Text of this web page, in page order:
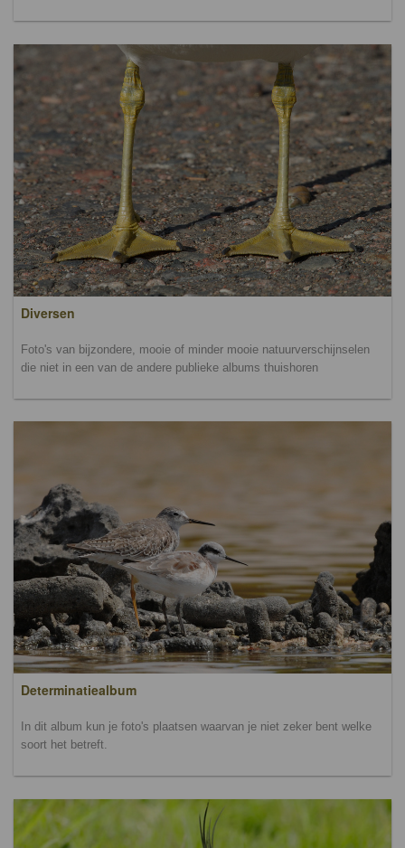
Diversen
Foto's van bijzondere, mooie of minder mooie natuurverschijnselen
die niet in een van de andere publieke albums thuishoren
Determinatiealbum
In dit album kun je foto's plaatsen waarvan je niet zeker bent welke
soort het betreft.